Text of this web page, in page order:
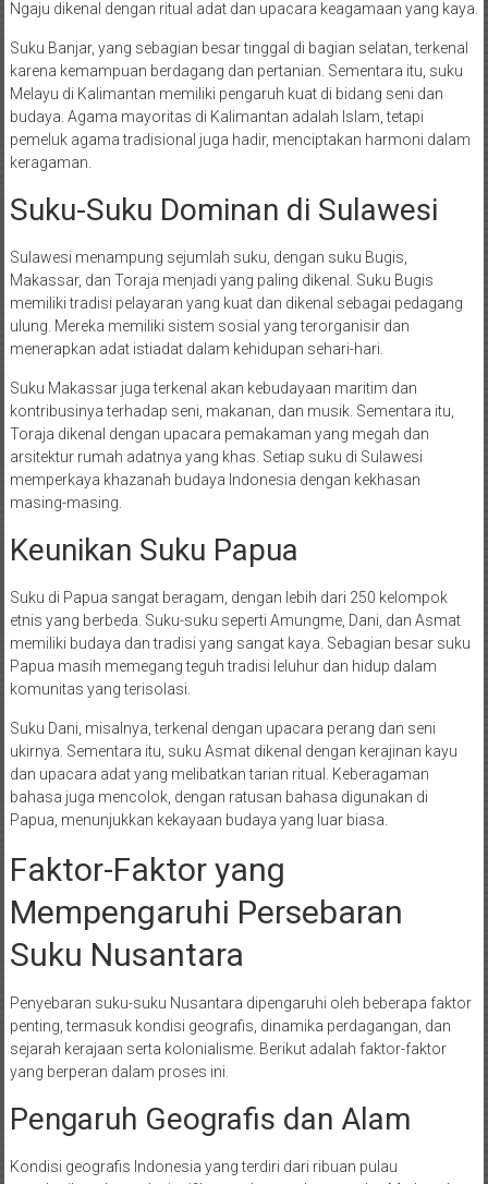
Ngaju dikenal dengan ritual adat dan upacara keagamaan yang kaya.
Suku Banjar, yang sebagian besar tinggal di bagian selatan, terkenal
karena kemampuan berdagang dan pertanian. Sementara itu, suku
Melayu di Kalimantan memiliki pengaruh kuat di bidang seni dan
budaya. Agama mayoritas di Kalimantan adalah Islam, tetapi
pemeluk agama tradisional juga hadir, menciptakan harmoni dalam
keragaman.
Suku-Suku Dominan di Sulawesi
Sulawesi menampung sejumlah suku, dengan suku Bugis,
Makassar, dan Toraja menjadi yang paling dikenal. Suku Bugis
memiliki tradisi pelayaran yang kuat dan dikenal sebagai pedagang
ulung. Mereka memiliki sistem sosial yang terorganisir dan
menerapkan adat istiadat dalam kehidupan sehari-hari.
Suku Makassar juga terkenal akan kebudayaan maritim dan
kontribusinya terhadap seni, makanan, dan musik. Sementara itu,
Toraja dikenal dengan upacara pemakaman yang megah dan
arsitektur rumah adatnya yang khas. Setiap suku di Sulawesi
memperkaya khazanah budaya Indonesia dengan kekhasan
masing-masing.
Keunikan Suku Papua
Suku di Papua sangat beragam, dengan lebih dari 250 kelompok
etnis yang berbeda. Suku-suku seperti Amungme, Dani, dan Asmat
memiliki budaya dan tradisi yang sangat kaya. Sebagian besar suku
Papua masih memegang teguh tradisi leluhur dan hidup dalam
komunitas yang terisolasi.
Suku Dani, misalnya, terkenal dengan upacara perang dan seni
ukirnya. Sementara itu, suku Asmat dikenal dengan kerajinan kayu
dan upacara adat yang melibatkan tarian ritual. Keberagaman
bahasa juga mencolok, dengan ratusan bahasa digunakan di
Papua, menunjukkan kekayaan budaya yang luar biasa.
Faktor-Faktor yang
Mempengaruhi Persebaran
Suku Nusantara
Penyebaran suku-suku Nusantara dipengaruhi oleh beberapa faktor
penting, termasuk kondisi geografis, dinamika perdagangan, dan
sejarah kerajaan serta kolonialisme. Berikut adalah faktor-faktor
yang berperan dalam proses ini.
Pengaruh Geografis dan Alam
Kondisi geografis Indonesia yang terdiri dari ribuan pulau